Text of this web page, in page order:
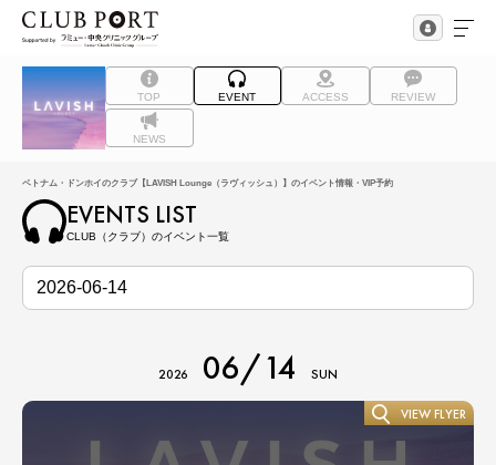
TOP EVENT ACCESS REVIEW
NEWS
ベトナム・ドンホイのクラブ【LAVISH Lounge（ラヴィッシュ）】のイベント情報・VIP予約
EVENTS LIST
CLUB（クラブ）のイベント一覧
2026 06/14 SUN
VIEW FLYER